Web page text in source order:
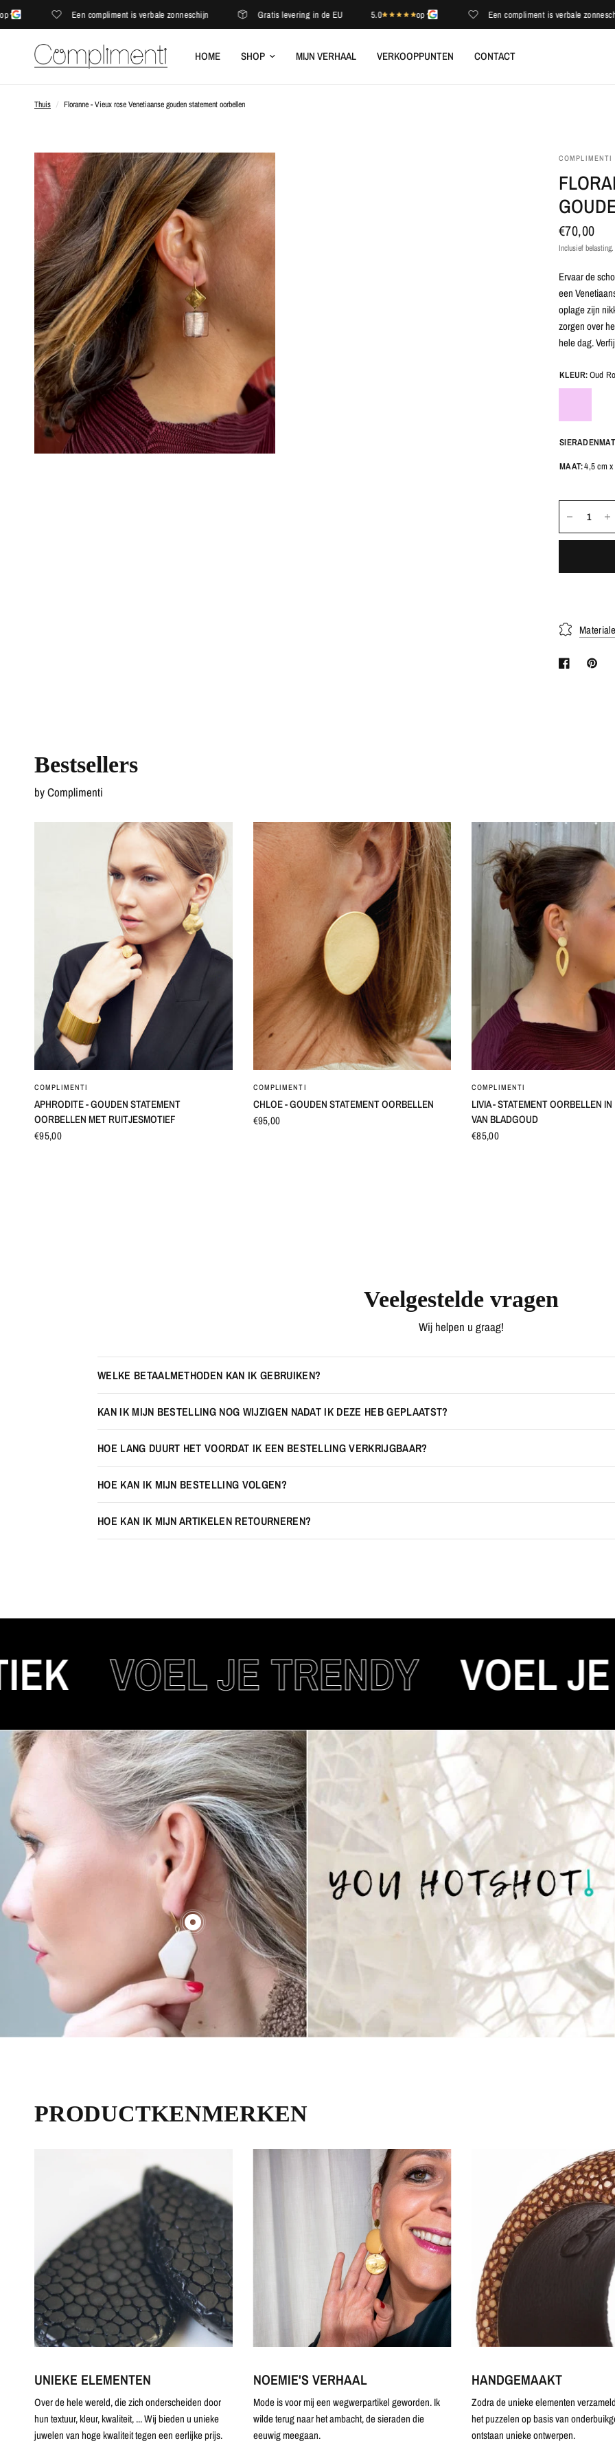
Een compliment is verbale zonneschijn Gratis levering in de EU op Een compliment is verbale zonneschijn
HOME SHOP MIJN VERHAAL VERKOOPPUNTEN CONTACT
Thuis / Floranne - Vieux rose Venetiaanse gouden statement oorbellen
COMPLIMENTI
€70,00
Inclusief belasting.
Ervaar de
een
oplage zijn
zorgen over
hele dag.
KLEUR:Oud
MAAT:4,5 cm x
Bestsellers
by Complimenti
COMPLIMENTI
APHRODITE - GOUDEN STATEMENT
OORBELLEN MET RUITJESMOTIEF
€95,00
COMPLIMENTI
CHLOE - GOUDEN STATEMENT OORBELLEN
€95,00
COMPLIMENTI
LIVIA - STATEMENT OORBELLEN
VAN BLADGOUD
€85,00
Veelgestelde vragen
Wij helpen u graag!
WELKE BETAALMETHODEN KAN IK GEBRUIKEN?
KAN IK MIJN BESTELLING NOG WIJZIGEN NADAT IK DEZE HEB GEPLAATST?
HOE LANG DUURT HET VOORDAT IK EEN BESTELLING VERKRIJGBAAR?
HOE KAN IK MIJN BESTELLING VOLGEN?
HOE KAN IK MIJN ARTIKELEN RETOURNEREN?
VOEL JE TRENDY VOEL JE
€70,00
PRODUCTKENMERKEN
UNIEKE ELEMENTEN
Over de hele wereld, die zich onderscheiden door
hun textuur, kleur, kwaliteit, ... Wij bieden u unieke
juwelen van hoge kwaliteit tegen een eerlijke prijs.
NOEMIE'S VERHAAL
Mode is voor mij een wegwerpartikel geworden. Ik
wilde terug naar het ambacht, de sieraden die
eeuwig meegaan.
HANDGEMAAKT
Zodra de unieke elementen
het puzzelen op basis van
ontstaan unieke ontwerpen.